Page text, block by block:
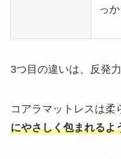
っ
3つ目の違いは、反発力
コアラマットレスは柔
にやさしく包まれるよ